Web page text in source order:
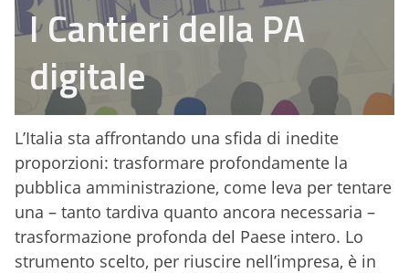
I Cantieri della PA
digitale
L’Italia sta affrontando una sfida di inedite
proporzioni: trasformare profondamente la
pubblica amministrazione, come leva per tentare
una – tanto tardiva quanto ancora necessaria –
trasformazione profonda del Paese intero. Lo
strumento scelto, per riuscire nell’impresa, è in